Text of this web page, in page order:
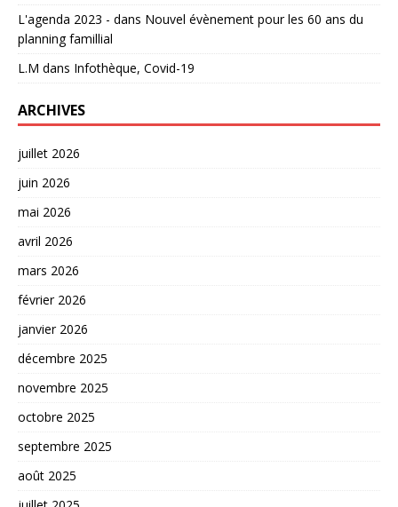
L'agenda 2023 - dans Nouvel évènement pour les 60 ans du
planning famillial
L.M dans Infothèque, Covid-19
ARCHIVES
juillet 2026
juin 2026
mai 2026
avril 2026
mars 2026
février 2026
janvier 2026
décembre 2025
novembre 2025
octobre 2025
septembre 2025
août 2025